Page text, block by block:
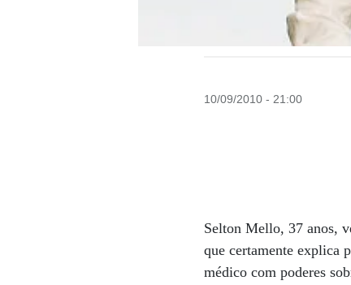
10/09/2010 - 21:00
Selton Mello, 37 anos,
que certamente explica
médico com poderes